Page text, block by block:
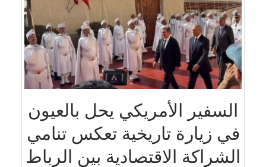
السفير الأمريكي يحل بالعيون
في زيارة تاريخية تعكس تنامي
الشراكة الاقتصادية بين الرباط